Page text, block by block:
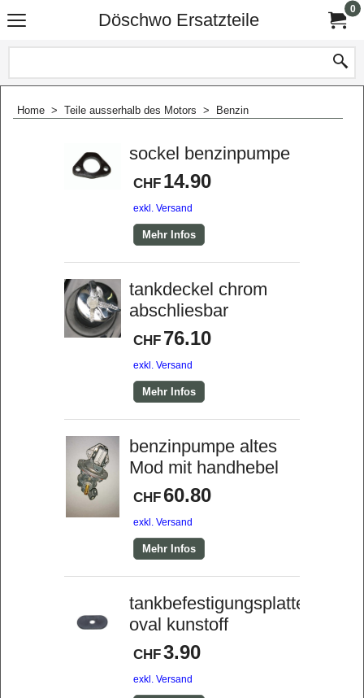
Döschwo Ersatzteile
0
Home > Teile ausserhalb des Motors > Benzin
sockel benzinpumpe
CHF 14.90
exkl. Versand
Mehr Infos
tankdeckel chrom
abschliesbar
CHF 76.10
exkl. Versand
Mehr Infos
benzinpumpe altes
Mod mit handhebel
CHF60.80
exkl. Versand
Mehr Infos
tankbefestigungsplatte
oval kunstoff
CHF3.90
exkl. Versand